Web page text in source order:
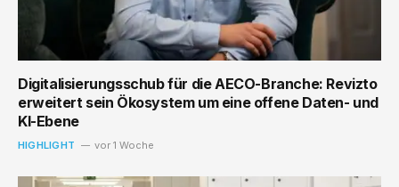
Digitalisierungsschub für die AECO-Branche: Revizto
erweitert sein Ökosystem um eine offene Daten- und
KI-Ebene
HIGHLIGHT vor 1 Woche